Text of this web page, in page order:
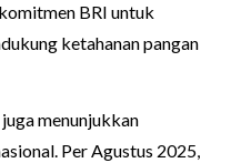
BRI untuk
ketahanan pangan
menunjukkan
Per Agustus 2025,